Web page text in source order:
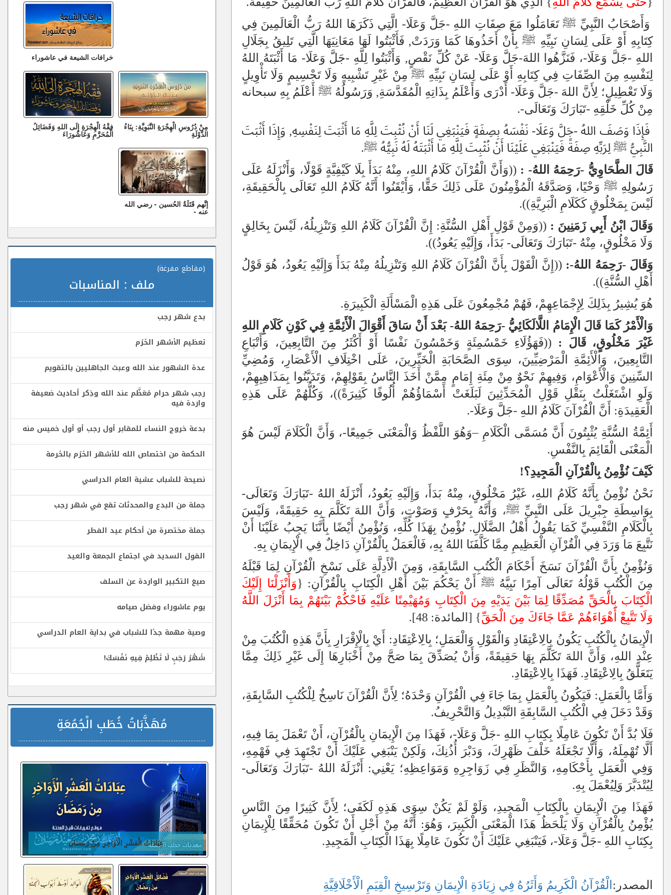
وَأَصْحَابُ النَّبِيِّ ﷺ تَعَامَلُوا مَعَ صِفَاتِ اللهِ -جَلَّ وَعَلَا- الَّتِي ذَكَرَهَا اللهُ رَبُّ الْعَالَمِينَ فِي
كِتَابِهِ أَوْ عَلَى لِسَانِ نَبِيِّهِ ﷺ بِأَنْ أَخَذُوهَا كَمَا وَرَدَتْ, فَأَثْبَتُوا لَهَا مَعَانِيَهَا الَّتِي تَلِيقُ بِجَلَالِ
اللهِ -جَلَّ وَعَلَا-، فَنَزَّهُوا اللهَ-جَلَّ وَعَلَا- عَنْ كُلِّ نَقْصٍ, وَأَثْبَتُوا لِلَّهِ -جَلَّ وَعَلَا- مَا أَثْبَتَهُ اللهُ
لِنَفْسِهِ مِنَ الصِّفَاتِ فِي كِتَابِهِ أَوْ عَلَى لِسَانِ نَبِيِّهِ ﷺ مِنْ غَيْرِ تَشْبِيهٍ وَلَا تَجْسِيمٍ وَلَا تَأْوِيلٍ
وَلَا تَعْطِيلٍ؛ لِأَنَّ اللهَ -جَلَّ وَعَلَا- أَدْرَى وَأَعْلَمُ بِذَاتِهِ الْمُقَدَّسَةِ, وَرَسُولُهُ ﷺ أَعْلَمُ بِهِ سبحانه
مِنْ كُلِّ خَلْقِهِ -تَبَارَكَ وَتَعَالَى-.
فَإِذَا وَصَفَ اللهُ -جَلَّ وَعَلَا- نَفْسَهُ بِصِفَةٍ فَيَنْبَغِي لَنَا أَنْ نُثْبِتَ لِلَّهِ مَا أَثْبَتَ لِنَفْسِهِ, وَإِذَا أَثْبَتَ
النَّبِيُّ ﷺ لِرَبِّهِ صِفَةً فَيَنْبَغِي عَلَيْنَا أَنْ نُثْبِتَ لِلَّهِ مَا أَثْبَتَهُ لَهُ نَبِيُّهُ ﷺ.
قَالَ الطَّحَاوِيُّ -رَحِمَهُ اللهُ- : ((وَأَنَّ الْقُرْآنَ كَلَامُ اللهِ، مِنْهُ بَدَأَ بِلَا كَيْفِيَّةٍ قَوْلًا، وَأَنْزَلَهُ عَلَى
رَسُولِهِ ﷺ وَحْيًا، وَصَدَّقَهُ الْمُؤْمِنُونَ عَلَى ذَلِكَ حَقًّا، وَأَيْقَنُوا أَنَّهُ كَلَامُ اللهِ تَعَالَى بِالْحَقِيقَةِ،
لَيْسَ بِمَخْلُوقٍ كَكَلَامِ الْبَرِيَّةِ)).
وَقَالَ ابْنُ أَبِي زَمَنِينَ : ((وَمِنْ قَوْلِ أَهْلِ السُّنَّةِ: إِنَّ الْقُرْآنَ كَلَامُ اللهِ وَتَنْزِيلُهُ، لَيْسَ بِخَالِقٍ
وَلَا مَخْلُوقٍ، مِنْهُ -تَبَارَكَ وَتَعَالَى- بَدَأَ، وَإِلَيْهِ يَعُودُ)).
وَقَالَ -رَحِمَهُ اللهُ-: ((إِنَّ الْقَوْلَ بِأَنَّ الْقُرْآنَ كَلَامُ اللهِ وَتَنْزِيلُهُ مِنْهُ بَدَأَ وَإِلَيْهِ يَعُودُ، هُوَ قَوْلُ
أَهْلِ السُّنَّةِ)).
هُوَ يُشِيرُ بِذَلِكَ لِإِجْمَاعِهِمْ، فَهُمْ مُجْمِعُونَ عَلَى هَذِهِ الْمَسْأَلَةِ الْكَبِيرَةِ.
وَالْأَمْرُ كَمَا قَالَ الْإِمَامُ اللَّالَكَائِيُّ -رَحِمَهُ اللهُ- بَعْدَ أَنْ سَاقَ أَقْوَالَ الْأَئِمَّةِ فِي كَوْنِ كَلَامِ اللهِ
غَيْرَ مَخْلُوقٍ، قَالَ : ((فَهَؤُلَاءِ خَمْسُمِئَةٍ وَخَمْسُونَ نَفْسًا أَوْ أَكْثَرُ مِنَ التَّابِعِينَ، وَأَتْبَاعِ
التَّابِعِينَ، وَالْأَئِمَّةِ الْمَرْضِيِّينَ، سِوَى الصَّحَابَةِ الْخَيِّرِينَ، عَلَى اخْتِلَافِ الْأَعْصَارِ، وَمُضِيِّ
السِّنِينَ وَالْأَعْوَامِ، وَفِيهِمْ نَحْوٌ مِنْ مِئَةِ إِمَامٍ مِمَّنْ أَخَذَ النَّاسُ بِقَوْلِهِمْ، وَتَدَيَّنُوا بِمَذَاهِبِهِمْ،
وَلَوِ اشْتَغَلْتُ بِنَقْلِ قَوْلِ الْمُحَدِّثِينَ لَبَلَغَتْ أَسْمَاؤُهُمْ أُلُوفًا كَثِيرَةً))، وَكُلُّهُمْ عَلَى هَذِهِ
الْعَقِيدَةِ: أَنَّ الْقُرْآنَ كَلَامُ اللهِ -جَلَّ وَعَلَا-.
أَئِمَّةُ السُّنَّةِ يُثْبِتُونَ أَنَّ مُسَمَّى الْكَلَامِ–وَهُوَ اللَّفْظُ وَالْمَعْنَى جَمِيعًا-، وَأَنَّ الْكَلَامَ لَيْسَ هُوَ
الْمَعْنَى الْقَائِمَ بِالنَّفْسِ.
كَيْفَ نُؤْمِنُ بِالْقُرْآنِ الْمَجِيدِ؟!
نَحْنُ نُؤْمِنُ بِأَنَّهُ كَلَامُ اللهِ، غَيْرُ مَخْلُوقٍ، مِنْهُ بَدَأَ، وَإِلَيْهِ يَعُودُ، أَنْزَلَهُ اللهُ -تَبَارَكَ وَتَعَالَى-
بِوَاسِطَةِ جِبْرِيلَ عَلَى النَّبِيِّ ﷺ، وَأَنَّهُ بِحَرْفٍ وَصَوْتٍ، وَأَنَّ اللهَ تَكَلَّمَ بِهِ حَقِيقَةً، وَلَيْسَ
بِالْكَلَامِ النَّفْسِيِّ كَمَا يَقُولُ أَهْلُ الضَّلَالِ. نُؤْمِنُ بِهَذَا كُلِّهِ، وَنُؤْمِنُ أَيْضًا بِأَنَّنَا يَجِبُ عَلَيْنَا أَنْ
نَتَّبِعَ مَا وَرَدَ فِي الْقُرْآنِ الْعَظِيمِ مِمَّا كَلَّفَنَا اللهُ بِهِ، فَالْعَمَلُ بِالْقُرْآنِ دَاخِلٌ فِي الْإِيمَانِ بِهِ.
وَنُؤْمِنُ بِأَنَّ الْقُرْآنَ نَسَخَ أَحْكَامَ الْكُتُبِ السَّابِقَةِ، وَمِنَ الْأَدِلَّةِ عَلَى نَسْخِ الْقُرْآنِ لِمَا قَبْلَهُ
مِنَ الْكُتُبِ قَوْلُهُ تَعَالَى آمِرًا نَبِيَّهُ ﷺ أَنْ يَحْكُمَ بَيْنَ أَهْلِ الْكِتَابِ بِالْقُرْآنِ: {وَأَنْزَلْنَا إِلَيْكَ
الْكِتَابَ بِالْحَقِّ مُصَدِّقًا لِمَا بَيْنَ يَدَيْهِ مِنَ الْكِتَابِ وَمُهَيْمِنًا عَلَيْهِ فَاحْكُمْ بَيْنَهُمْ بِمَا أَنْزَلَ اللَّهُ
وَلَا تَتَّبِعْ أَهْوَاءَهُمْ عَمَّا جَاءَكَ مِنَ الْحَقِّ} [المائدة: 48].
الْإِيمَانُ بِالْكُتُبِ يَكُونُ بِالِاعْتِقَادِ وَالْقَوْلِ وَالْعَمَلِ؛ بِالِاعْتِقَادِ: أَيْ بِالْإِقْرَارِ بِأَنَّ هَذِهِ الْكُتُبَ مِنْ
عِنْدِ اللهِ، وَأَنَّ اللهَ تَكَلَّمَ بِهَا حَقِيقَةً، وَأَنْ يُصَدِّقَ بِمَا صَحَّ مِنْ أَخْبَارِهَا إِلَى غَيْرِ ذَلِكَ مِمَّا
يَتَعَلَّقُ بِالِاعْتِقَادِ. فَهَذَا بِالِاعْتِقَادِ.
وَأَمَّا بِالْعَمَلِ: فَيَكُونُ بِالْعَمَلِ بِمَا جَاءَ فِي الْقُرْآنِ وَحْدَهُ؛ لِأَنَّ الْقُرْآنَ نَاسِخٌ لِلْكُتُبِ السَّابِقَةِ،
وَقَدْ دَخَلَ فِي الْكُتُبِ السَّابِقَةِ التَّبْدِيلُ وَالتَّحْرِيفُ.
فَلَا بُدَّ أَنْ تَكُونَ عَامِلًا بِكِتَابِ اللهِ -جَلَّ وَعَلَا-، فَهَذَا مِنَ الْإِيمَانِ بِالْقُرْآنِ، أَنْ تَعْمَلَ بِمَا فِيهِ،
أَلَّا تُهْمِلَهُ، وَأَلَّا تَجْعَلَهُ خَلْفَ ظَهْرِكَ، وَدَبْرَ أُذُنِكَ، وَلَكِنْ يَنْبَغِي عَلَيْكَ أَنْ تَجْتَهِدَ فِي فَهْمِهِ،
وَفِي الْعَمَلِ بِأَحْكَامِهِ، وَالنَّظَرِ فِي زَوَاجِرِهِ وَمَوَاعِظِهِ؛ يَعْنِي: أَنْزَلَهُ اللهُ -تَبَارَكَ وَتَعَالَى-
لِيُتْدَبَّرَ وَلِيُعْمَلَ بِهِ.
فَهَذَا مِنَ الْإِيمَانِ بِالْكِتَابِ الْمَجِيدِ، وَلَوْ لَمْ يَكُنْ سِوَى هَذِهِ لَكَفَى؛ لِأَنَّ كَثِيرًا مِنَ النَّاسِ
يُؤْمِنُ بِالْقُرْآنِ وَلَا يَلْحَظُ هَذَا الْمَعْنَى الْكَبِيرَ، وَهُوَ: أَنَّهُ مِنْ أَجْلِ أَنْ تَكُونَ مُحَقِّقًا لِلْإِيمَانِ
بِكِتَابِ اللهِ -جَلَّ وَعَلَا-، فَيَنْبَغِي عَلَيْكَ أَنْ تَكُونَ عَامِلًا بِهَذَا الْكِتَابِ الْمَجِيدِ.
المصدر: الْقُرْآنُ الْكَرِيمُ وَأَثَرُهُ فِي زِيَادَةِ الْإِيمَانِ وَتَرْسِيخِ الْقِيَمِ الْأَخْلَاقِيَّةِ
خرافات الشيعة في عاشوراء
مِنْ دُرُوسِ الْهِجْرَةِ النَّبَوِيَّةِ: بِنَاءُ
الدَّوْلَةِ
فِقْهُ الْهِجْرَةِ إِلَى اللهِ وَفَضَائِلُ
الْمُحَرَّمِ وَعَاشُورَاءَ
إنَّهم قَتَلَةُ الحُسين - رضي الله
عنه -
(مقاطع مفرغة)
ملف : المناسبات
بدع شهر رجب
تعظيم الأشهر الحُرُم
عدة الشهور عند الله وعبث الجاهليين بالتقويم
رجب شهر حرام مُعَظَّم عند الله وذِكر أحاديث ضعيفة
واردة فيه
بدعة خروج النساء للمقابر أول رجب أو أول خميس منه
الحكمة من اختصاص الله للأشهر الحُرُم بالحُرمة
نصيحة للشباب عشية العام الدراسي
جملة من البدع والمحدثات تقع في شهر رجب
جملة مختصرة من أحكام عيد الفطر
القول السديد في اجتماع الجمعة والعيد
صيغ التكبير الواردة عن السلف
يوم عاشوراء وفضل صيامه
وصية مهمة جدًا للشباب في بداية العام الدراسي
شَهْرُ رَجَبٍ لَا تَظْلِمْ فِيهِ نَفْسَكَ!
مُهَذَّبَاتُ خُطَبِ الْجُمُعَةِ
عِبَادَاتُ الْعَشْرِ الْأَوَاخِرِ مِنْ رَمَضَانَ